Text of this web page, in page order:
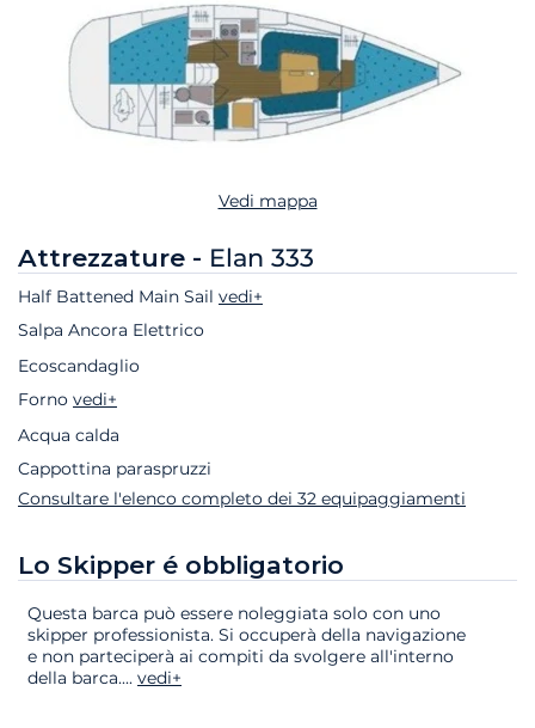
Vedi mappa
Attrezzature - Elan 333
Half Battened Main Sail vedi+
Salpa Ancora Elettrico
Ecoscandaglio
Forno vedi+
Acqua calda
Cappottina paraspruzzi
Consultare l'elenco completo dei 32 equipaggiamenti
Lo Skipper é obbligatorio
Questa barca può essere noleggiata solo con uno
skipper professionista. Si occuperà della navigazione
e non parteciperà ai compiti da svolgere all'interno
della barca.... vedi+